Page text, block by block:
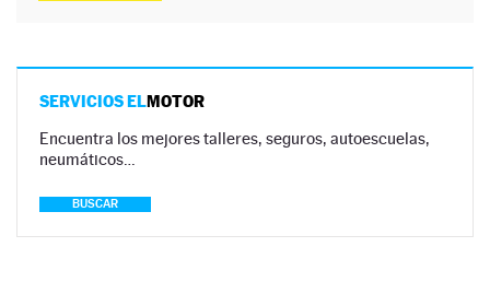
SERVICIOS ELMOTOR
Encuentra los mejores talleres, seguros, autoescuelas,
neumáticos…
BUSCAR